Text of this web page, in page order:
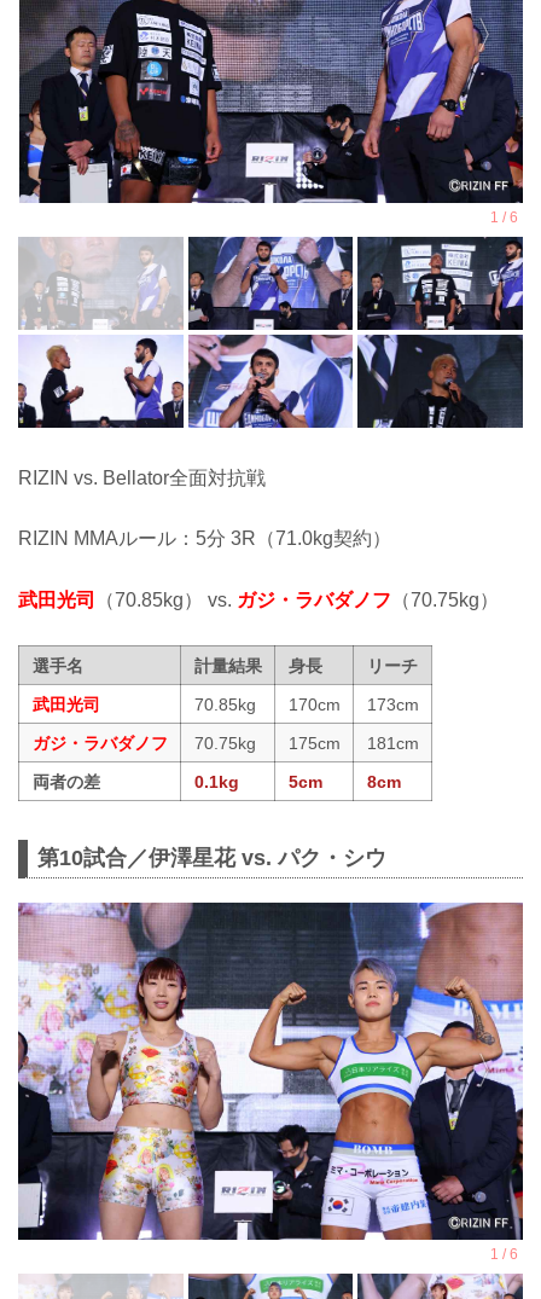
RIZIN vs. Bellator全面対抗戦
RIZIN MMAルール：5分 3R（71.0kg契約）
武田光司 （70.85kg） vs. ガジ・ラバダノフ （70.75kg）
選手名 計量結果 身長
リーチ
武田光司
70.85kg 170cm
173cm
ガジ・ラバダノフ
70.75kg 175cm
181cm
両者の差
0.1kg 5cm 8cm
第10試合／伊澤星花 vs. パク・シウ